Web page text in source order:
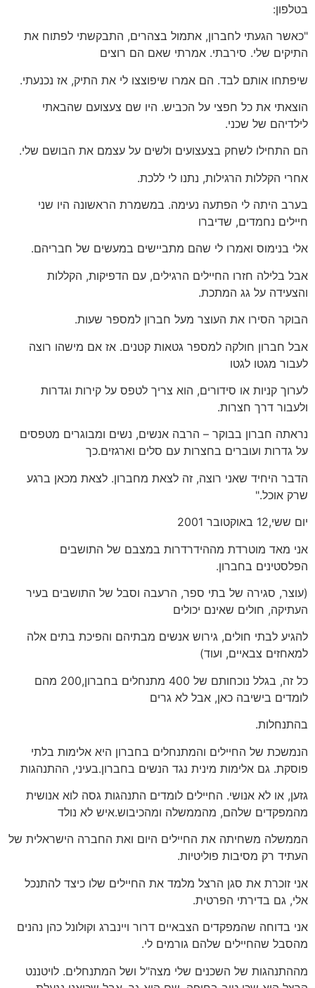
בטלפון:
"כאשר הגעתי לחברון, אתמול בצהרים, התבקשתי לפתוח את
התיקים שלי. סירבתי. אמרתי שאם הם רוצים
שיפתחו אותם לבד. הם אמרו שיפוצצו לי את התיק, אז נכנעתי.
הוצאתי את כל חפצי על הכביש. היו שם צעצועם שהבאתי
לילדיהם של שכני.
הם התחילו לשחק בצעצועים ולשים על עצמם את הבושם שלי.
אחרי הקללות הרגילות, נתנו לי ללכת.
בערב היתה לי הפתעה נעימה. במשמרת הראשונה היו שני
חיילים נחמדים, שדיברו
אלי בנימוס ואמרו לי שהם מתביישים במעשים של חבריהם.
אבל בלילה חזרו החיילים הרגילים, עם הדפיקות, הקללות
והצעידה על גג המתכת.
הבוקר הסירו את העוצר מעל חברון למספר שעות.
אבל חברון חולקה למספר גטאות קטנים. אז אם מישהו רוצה
לעבור מגטו לגטו
לערוך קניות או סידורים, הוא צריך לטפס על קירות וגדרות
ולעבור דרך חצרות.
נראתה חברון בבוקר – הרבה אנשים, נשים ומבוגרים מטפסים
על גדרות ועוברים בחצרות עם סלים וארגזים.כך
הדבר היחיד שאני רוצה, זה לצאת מחברון. לצאת מכאן ברגע
שרק אוכל."
יום ששי,12 באוקטובר 2001
אני מאד מוטרדת מההידרדרות במצבם של התושבים
הפלסטינים בחברון.
(עוצר, סגירה של בתי ספר, הרעבה וסבל של התושבים בעיר
העתיקה, חולים שאינם יכולים
להגיע לבתי חולים, גירוש אנשים מבתיהם והפיכת בתים אלה
למאחזים צבאיים, ועוד)
כל זה, בגלל נוכחותם של 400 מתנחלים בחברון,200 מהם
לומדים בישיבה כאן, אבל לא גרים
בהתנחלות.
הנמשכת של החיילים והמתנחלים בחברון היא אלימות בלתי
פוסקת. גם אלימות מינית נגד הנשים בחברון.בעיני, ההתנהגות
גזען, או לא אנושי. החיילים לומדים התנהגות גסה לוא אנושית
מהמפקדים שלהם, מהממשלה ומהכיבוש.איש לא נולד
הממשלה משחיתה את החיילים היום ואת החברה הישראלית של
העתיד רק מסיבות פוליטיות.
אני זוכרת את סגן הרצל מלמד את החיילים שלו כיצד להתנכל
אלי, גם בדירתי הפרטית.
אני בדוחה שהמפקדים הצבאיים דרור ויינברג וקולונל כהן נהנים
מהסבל שהחיילים שלהם גורמים לי.
מההתנהגות של השכנים שלי מצה"ל ושל המתנחלים. לויטננט